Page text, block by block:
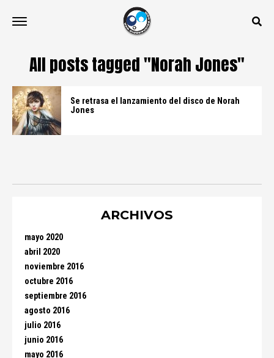
All posts tagged "Norah Jones"
Se retrasa el lanzamiento del disco de Norah
Jones
ARCHIVOS
mayo 2020
abril 2020
noviembre 2016
octubre 2016
septiembre 2016
agosto 2016
julio 2016
junio 2016
mayo 2016